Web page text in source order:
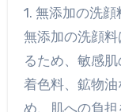
1. 無添加の洗顔
無添加の洗顔
るため、敏感
着色料、鉱物
め、肌への負